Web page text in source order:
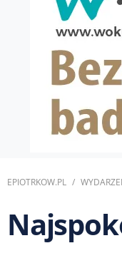
EPIOTRKOW.PL